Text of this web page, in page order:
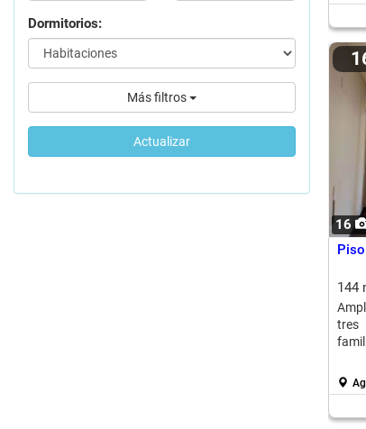
Dormitorios:
Más filtros
Actualizar
16
144
tres